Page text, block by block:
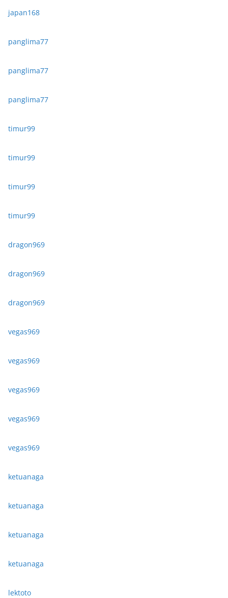
japan168
panglima77
panglima77
panglima77
timur99
timur99
timur99
timur99
dragon969
dragon969
dragon969
vegas969
vegas969
vegas969
vegas969
vegas969
ketuanaga
ketuanaga
ketuanaga
ketuanaga
lektoto